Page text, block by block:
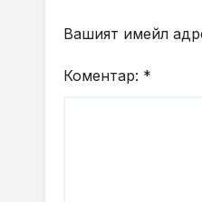
Вашият имейл
Коментар: *